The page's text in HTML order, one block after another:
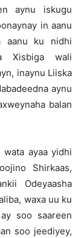
aynu iskugu
in aanu
aanu ku nidhi
Xisbiga wali
inaynu Liiska
aynu
balan
wata ayaa yidhi
Shirkaas,
Odeyaasha
waxa uu ku
soo saareen
soo jeediyey,